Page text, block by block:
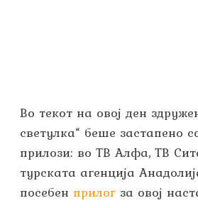
Во текот на овој ден
светулка“ беше застапено
прилози: во ТВ Алфа, ТВ
турската агенција
посебен прилогза овој